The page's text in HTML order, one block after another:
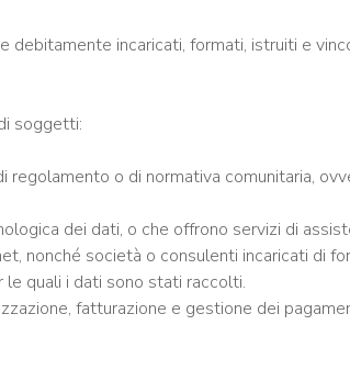
incaricati, formati, istruiti e
soggetti:
o di normativa comunitaria,
dei dati, o che offrono servizi di
nonché società o consulenti incaricati di
quali i dati sono stati raccolti.
fatturazione e gestione dei